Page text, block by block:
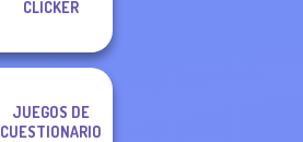
CLICKER
JUEGOS DE
CUESTIONARIO